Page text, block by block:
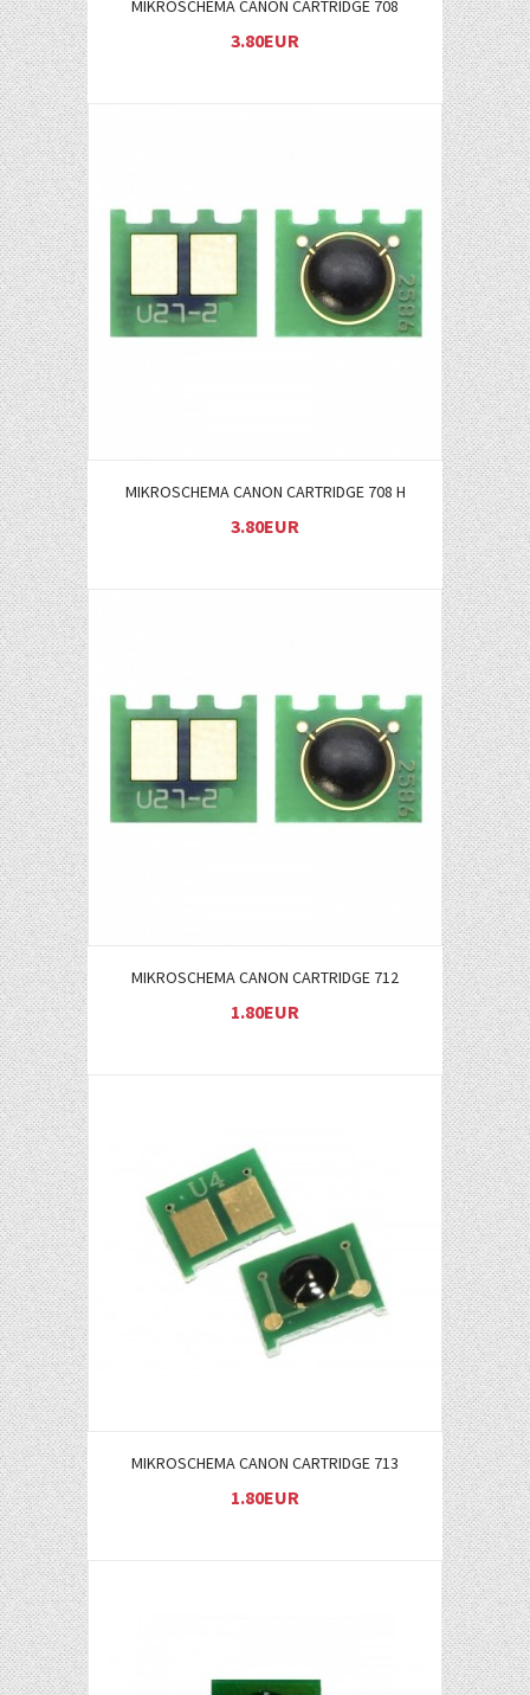
MIKROSCHEMA CANON CARTRIDGE 708
3.80EUR
Į KREPŠELĮ
MIKROSCHEMA CANON CARTRIDGE 708 H
3.80EUR
Į KREPŠELĮ
MIKROSCHEMA CANON CARTRIDGE 712
1.80EUR
Į KREPŠELĮ
MIKROSCHEMA CANON CARTRIDGE 713
1.80EUR